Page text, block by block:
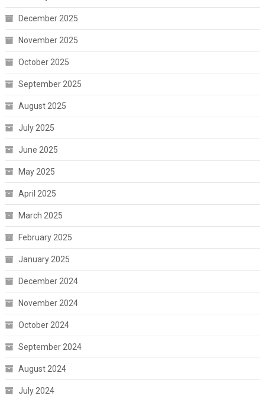
December 2025
November 2025
October 2025
September 2025
August 2025
July 2025
June 2025
May 2025
April 2025
March 2025
February 2025
January 2025
December 2024
November 2024
October 2024
September 2024
August 2024
July 2024